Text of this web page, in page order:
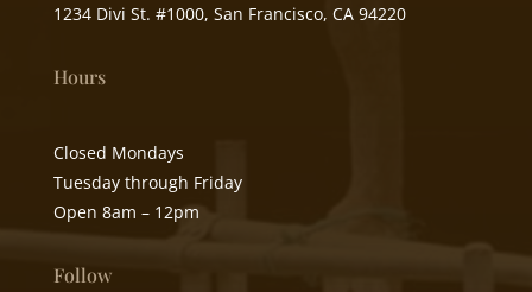
1234 Divi St. #1000, San Francisco, CA 94220
Hours
Closed Mondays
Tuesday through Friday
Open 8am – 12pm
Follow